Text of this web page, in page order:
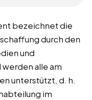
bezeichnet die
durch den
und
alle am
unterstützt, d. h.
im